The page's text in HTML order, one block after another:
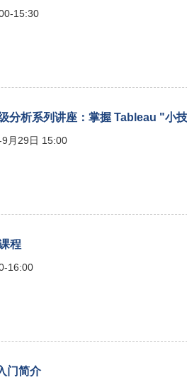
15:30
分析系列讲座：掌握 Tableau "小
月29日 15:00
程
16:00
门简介